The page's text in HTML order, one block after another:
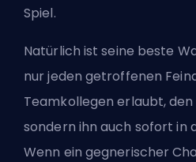
Spiel.
Natürlich ist seine beste
nur jeden getroffenen
Teamkollegen erlaubt,
sondern ihn auch sofort in
Wenn ein gegnerischer